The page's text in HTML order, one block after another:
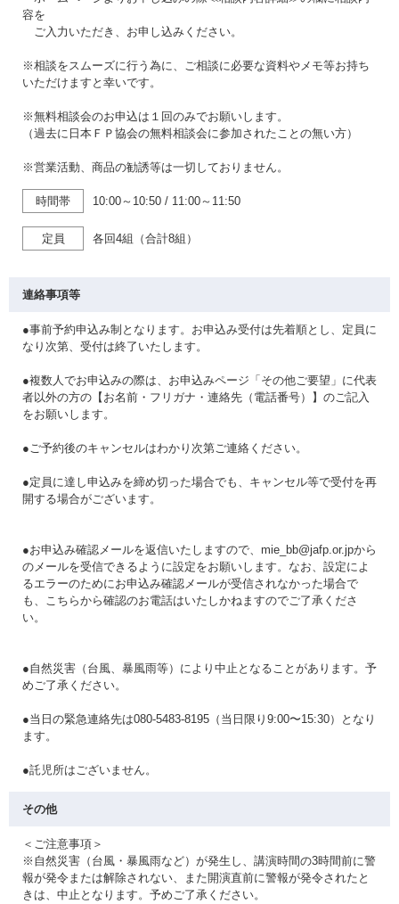
容を
ご入力いただき、お申し込みください。
※相談をスムーズに行う為に、ご相談に必要な資料やメモ等お持ち
いただけますと幸いです。
※無料相談会のお申込は１回のみでお願いします。
（過去に日本ＦＰ協会の無料相談会に参加されたことの無い方）
※営業活動、商品の勧誘等は一切しておりません。
時間帯 10:00～10:50 / 11:00～11:50
定員 各回4組（合計8組）
連絡事項等
●事前予約申込み制となります。お申込み受付は先着順とし、定員に
なり次第、受付は終了いたします。
●複数人でお申込みの際は、お申込みページ「その他ご要望」に代表
者以外の方の【お名前・フリガナ・連絡先（電話番号）】のご記入
をお願いします。
●ご予約後のキャンセルはわかり次第ご連絡ください。
●定員に達し申込みを締め切った場合でも、キャンセル等で受付を再
開する場合がございます。
●お申込み確認メールを返信いたしますので、mie_bb@jafp.or.jpから
のメールを受信できるように設定をお願いします。なお、設定によ
るエラーのためにお申込み確認メールが受信されなかった場合で
も、こちらから確認のお電話はいたしかねますのでご了承くださ
い。
●自然災害（台風、暴風雨等）により中止となることがあります。予
めご了承ください。
●当日の緊急連絡先は080-5483-8195（当日限り9:00〜15:30）となり
ます。
●託児所はございません。
その他
＜ご注意事項＞
※自然災害（台風・暴風雨など）が発生し、講演時間の3時間前に警
報が発令または解除されない、また開演直前に警報が発令されたと
きは、中止となります。予めご了承ください。